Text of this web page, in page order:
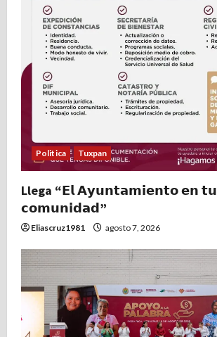
Politica Tuxpan
Llega “𝗘𝗹 𝗔𝘆𝘂𝗻𝘁𝗮𝗺𝗶𝗲𝗻𝘁𝗼 𝗲𝗻 𝘁𝘂
𝗰𝗼𝗺𝘂𝗻𝗶𝗱𝗮𝗱”
Eliascruz1981 agosto 7, 2026